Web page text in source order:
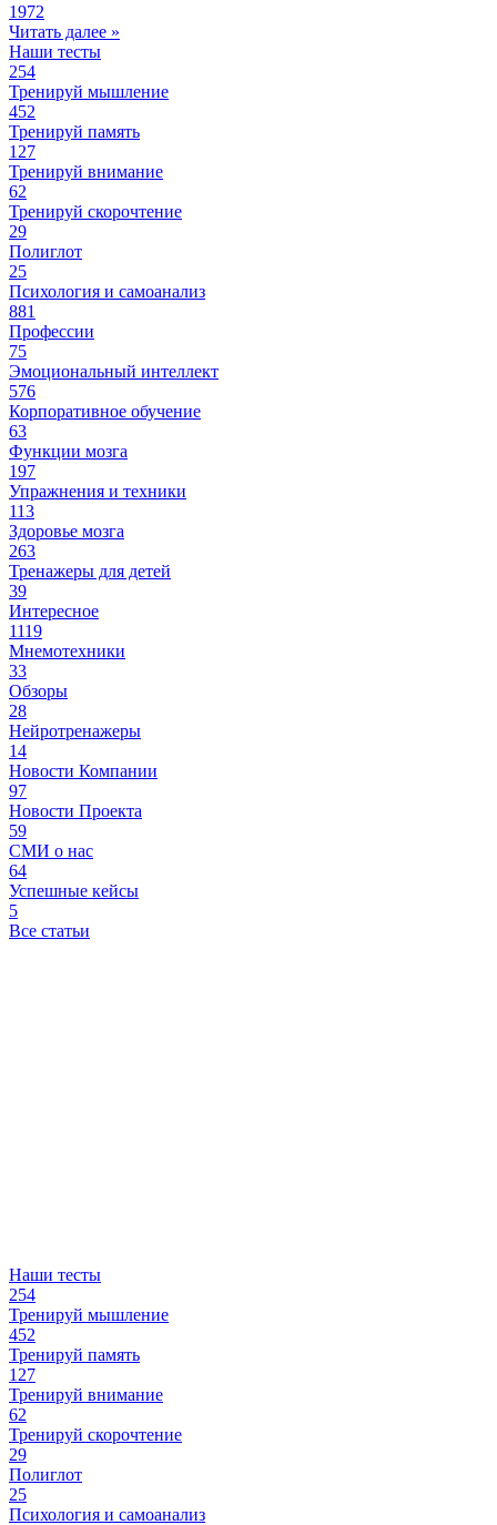
1972
Читать далее »
Наши тесты
254
Тренируй мышление
452
Тренируй память
127
Тренируй внимание
62
Тренируй скорочтение
29
Полиглот
25
Психология и самоанализ
881
Профессии
75
Эмоциональный интеллект
576
Корпоративное обучение
63
Функции мозга
197
Упражнения и техники
113
Здоровье мозга
263
Тренажеры для детей
39
Интересное
1119
Мнемотехники
33
Обзоры
28
Нейротренажеры
14
Новости Компании
97
Новости Проекта
59
СМИ о нас
64
Успешные кейсы
5
Все статьи
Наши тесты
254
Тренируй мышление
452
Тренируй память
127
Тренируй внимание
62
Тренируй скорочтение
29
Полиглот
25
Психология и самоанализ